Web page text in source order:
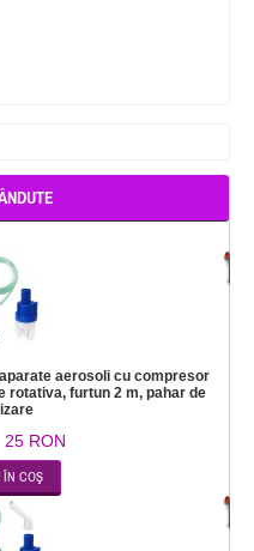
aerosoli cu compresor
rotativa, furtun 2 m, pahar de
25 RON